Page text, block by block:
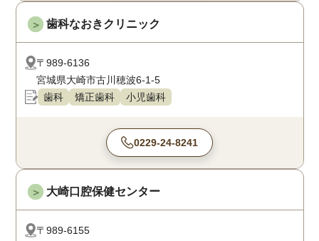
＞ 歯科なおきクリニック
〒989-6136
宮城県大崎市古川穂波6-1-5
歯科
矯正歯科 小児歯科
0229-24-8241
＞ 大崎口腔保健センター
〒989-6155